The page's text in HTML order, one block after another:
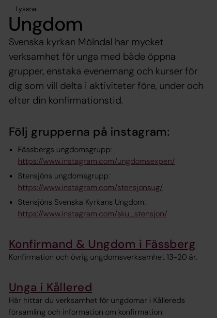
Lyssna
Ungdom
Svenska kyrkan Mölndal har mycket
verksamhet för unga med både öppna
grupper, enstaka evenemang och kurser för
dig som vill delta i aktiviteter före, under och
efter din konfirmationstid.
Följ grupperna på instagram:
Fässbergs ungdomsgrupp:
https://www.instagram.com/ungdomsexpen/
Stensjöns ungdomsgrupp:
https://www.instagram.com/stensjonsug/
Stensjöns Svenska Kyrkans Ungdom:
https://www.instagram.com/sku_stensjon/
Konfirmand & Ungdom i Fässberg
Konfirmation och övrig ungdomsverksamhet 13-20 år.
Unga i Kållered
Här hittar du verksamhet för ungdomar i Kållereds
församling och information om konfirmation.